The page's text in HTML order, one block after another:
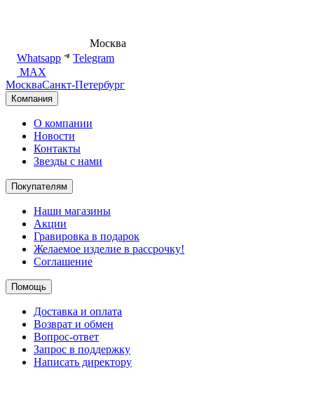
Москва
Whatsapp
Telegram
MAX
МоскваСанкт-Петербург
Компания
О компании
Новости
Контакты
Звезды с нами
Покупателям
Наши магазины
Акции
Гравировка в подарок
Желаемое изделие в рассрочку!
Соглашение
Помощь
Доставка и оплата
Возврат и обмен
Вопрос-ответ
Запрос в поддержку
Написать директору